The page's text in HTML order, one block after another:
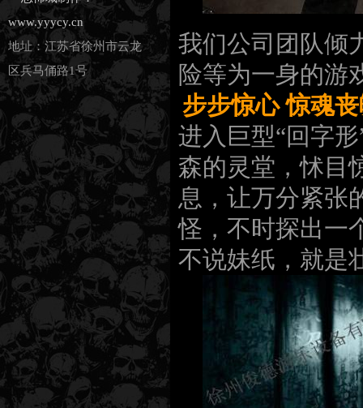
地址：江苏省徐州市云龙
区兵马俑路1号
我们公司团队倾
险等为一身的
步步惊心 惊魂
进入巨型“回字
森的灵堂，怵目
息，让万分紧张
怪，不时探出一
不说妹纸，就是